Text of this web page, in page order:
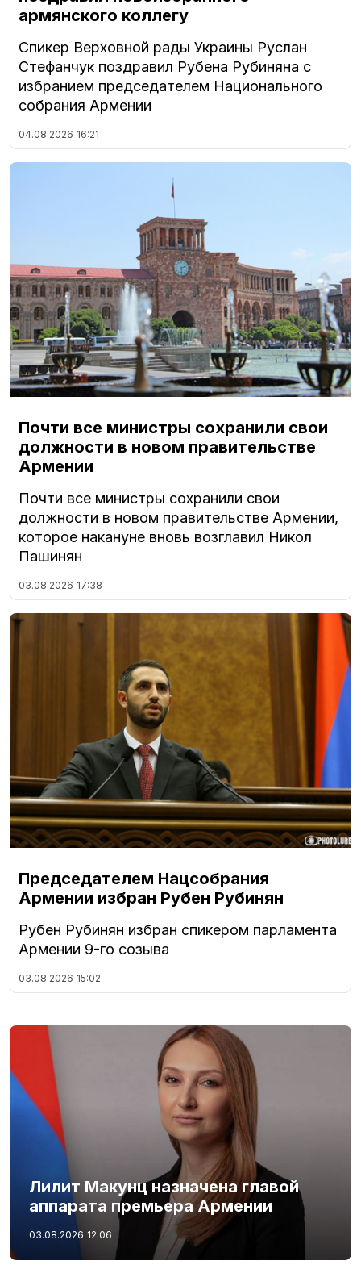
армянского коллегу
Спикер Верховной рады Украины Руслан
Стефанчук поздравил Рубена Рубиняна с
избранием председателем Национального
собрания Армении
04.08.2026 16:21
Почти все министры сохранили свои
должности в новом правительстве
Армении
Почти все министры сохранили свои
должности в новом правительстве Армении,
которое накануне вновь возглавил Никол
Пашинян
03.08.2026 17:38
Председателем Нацсобрания
Армении избран Рубен Рубинян
Рубен Рубинян избран спикером парламента
Армении 9-го созыва
03.08.2026 15:02
Лилит Макунц назначена главой
аппарата премьера Армении
03.08.2026 12:06